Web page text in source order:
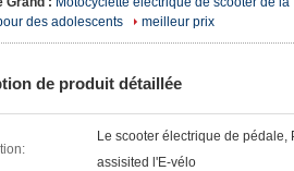
des adolescents
meilleur prix
de produit détaillée
Le scooter électrique de pédale,
assisited l'E-vélo